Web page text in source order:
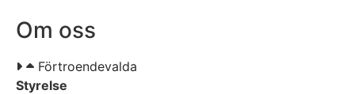
Om oss
Förtroendevalda
Styrelse